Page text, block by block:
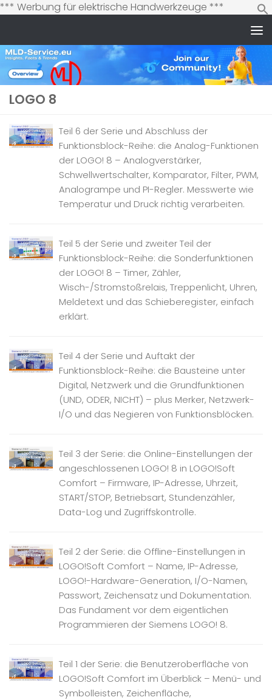
*** Werbung für elektrische Handwerkzeuge ***
Inhalt
LOGO 8
Teil 6 der Serie und Abschluss der
Funktionsblock-Reihe: die Analog-Funktionen
der LOGO! 8 – Analogverstärker,
Schwellwertschalter, Komparator, Filter, PWM,
Analogrampe und PI-Regler. Messwerte wie
Temperatur und Druck richtig verarbeiten.
Teil 5 der Serie und zweiter Teil der
Funktionsblock-Reihe: die Sonderfunktionen
der LOGO! 8 – Timer, Zähler,
Wisch-/Stromstoßrelais, Treppenlicht, Uhren,
Meldetext und das Schieberegister, einfach
erklärt.
Teil 4 der Serie und Auftakt der
Funktionsblock-Reihe: die Bausteine unter
Digital, Netzwerk und die Grundfunktionen
(UND, ODER, NICHT) – plus Merker, Netzwerk-
I/O und das Negieren von Funktionsblöcken.
Teil 3 der Serie: die Online-Einstellungen der
angeschlossenen LOGO! 8 in LOGO!Soft
Comfort – Firmware, IP-Adresse, Uhrzeit,
START/STOP, Betriebsart, Stundenzähler,
Data-Log und Zugriffskontrolle.
Teil 2 der Serie: die Offline-Einstellungen in
LOGO!Soft Comfort – Name, IP-Adresse,
LOGO!-Hardware-Generation, I/O-Namen,
Passwort, Zeichensatz und Dokumentation.
Das Fundament vor dem eigentlichen
Programmieren der Siemens LOGO! 8.
Teil 1 der Serie: die Benutzeroberfläche von
LOGO!Soft Comfort im Überblick – Menü- und
Symbolleisten, Zeichenfläche,